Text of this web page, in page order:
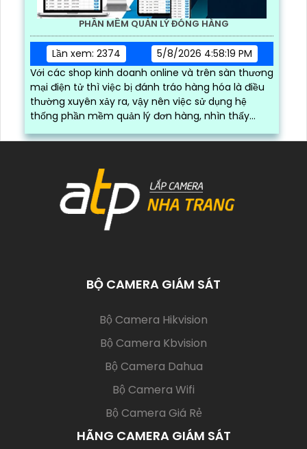
PHẦN MỀM QUẢN LÝ ĐÓNG HÀNG
Lần xem: 2374
5/8/2026 4:58:19 PM
Với các shop kinh doanh online và trên sàn thương
mại điện tử thì việc bị đánh tráo hàng hóa là điều
thường xuyên xảy ra, vậy nên việc sử dụng hệ
thống phần mềm quản lý đơn hàng, nhìn thấy
được quá trình đóng gói hàng hóa, kèm theo đấy
là quy trình đóng gói cũng được ghi lại một cách
BỘ CAMERA GIÁM SÁT
Bộ Camera Hikvision
Bộ Camera Kbvision
Bộ Camera Dahua
Bộ Camera Wifi
Bộ Camera Giá Rẻ
HÃNG CAMERA GIÁM SÁT